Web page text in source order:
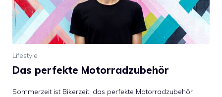
Lifestyle
Das perfekte Motorradzubehör
Sommerzeit ist Bikerzeit, das perfekte Motorradzubehör